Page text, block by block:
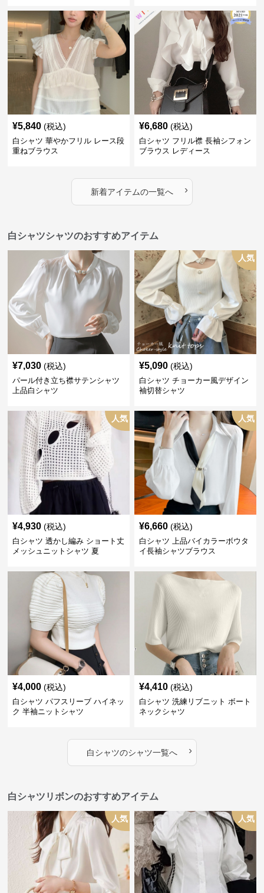
¥5,840 (税込)
白シャツ 華やかフリル レース段
重ねブラウス
¥6,680 (税込)
白シャツ フリル襟 長袖シフォン
ブラウス レディース
新着アイテムの一覧へ ›
白シャツシャツのおすすめアイテム
¥7,030 (税込)
パール付き立ち襟サテンシャツ
上品白シャツ
人気
¥5,090 (税込)
白シャツ チョーカー風デザイン
袖切替シャツ
人気
¥4,930 (税込)
白シャツ 透かし編み ショート丈
メッシュニットシャツ 夏
人気
¥6,660 (税込)
白シャツ 上品バイカラーボウタ
イ長袖シャツブラウス
¥4,000 (税込)
白シャツ パフスリーブ ハイネッ
ク 半袖ニットシャツ
¥4,410 (税込)
白シャツ 洗練リブニット ボート
ネックシャツ
白シャツのシャツ一覧へ ›
白シャツリボンのおすすめアイテム
人気 人気